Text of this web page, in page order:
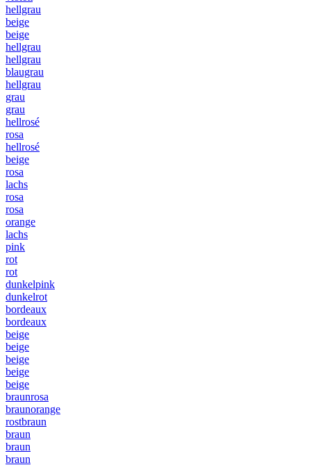
hellgrau
beige
beige
hellgrau
hellgrau
blaugrau
hellgrau
grau
grau
hellrosé
rosa
hellrosé
beige
rosa
lachs
rosa
rosa
orange
lachs
pink
rot
rot
dunkelpink
dunkelrot
bordeaux
bordeaux
beige
beige
beige
beige
beige
braunrosa
braunorange
rostbraun
braun
braun
braun